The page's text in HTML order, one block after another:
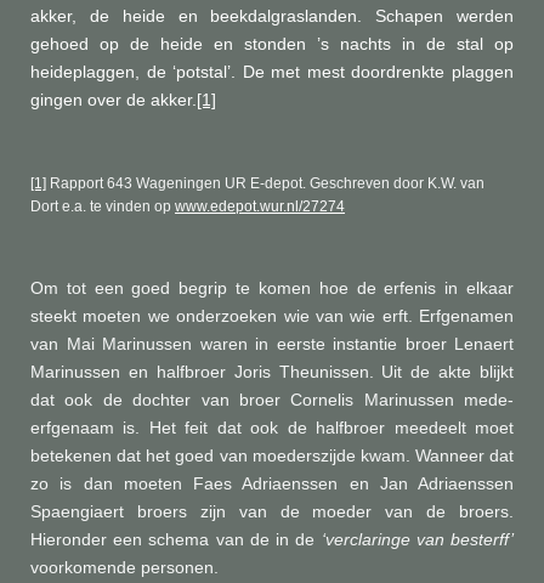
akker, de heide en beekdalgraslanden. Schapen werden
gehoed op de heide en stonden ’s nachts in de stal op
heideplaggen, de ‘potstal’. De met mest doordrenkte plaggen
gingen over de akker.[1]
[1] Rapport 643 Wageningen UR E-depot. Geschreven door K.W. van
Dort e.a. te vinden op www.edepot.wur.nl/27274
Om tot een goed begrip te komen hoe de erfenis in elkaar
steekt moeten we onderzoeken wie van wie erft. Erfgenamen
van Mai Marinussen waren in eerste instantie broer Lenaert
Marinussen en halfbroer Joris Theunissen. Uit de akte blijkt
dat ook de dochter van broer Cornelis Marinussen mede-
erfgenaam is. Het feit dat ook de halfbroer meedeelt moet
betekenen dat het goed van moederszijde kwam. Wanneer dat
zo is dan moeten Faes Adriaenssen en Jan Adriaenssen
Spaengiaert broers zijn van de moeder van de broers.
Hieronder een schema van de in de ‘verclaringe van besterff’
voorkomende personen.